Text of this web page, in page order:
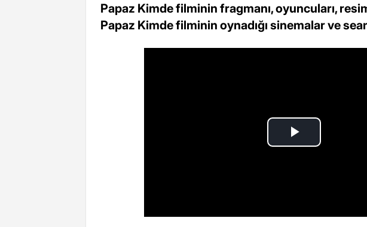
Papaz Kimde filminin fragmanı, oyuncuları,
Papaz Kimde filminin oynadığı sinemalar ve